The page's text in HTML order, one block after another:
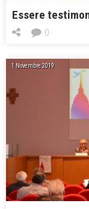
Essere
0
1 Novembre 2019